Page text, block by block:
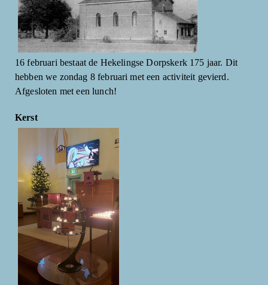
16 februari bestaat de Hekelingse Dorpskerk 175 jaar. Dit
hebben we zondag 8 februari met een activiteit gevierd.
Afgesloten met een lunch!
Kerst